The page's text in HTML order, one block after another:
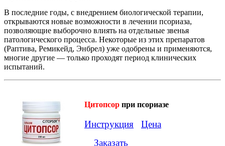
В последние годы, с внедрением биологической терапии,
открываются новые возможности в лечении псориаза,
позволяющие выборочно влиять на отдельные звенья
патологического процесса. Некоторые из этих препаратов
(Раптива, Ремикейд, Энбрел) уже одобрены и применяются,
многие другие — только проходят период клинических
испытаний.
Цитопсор при псориазе
Инструкция
Цена
Заказать